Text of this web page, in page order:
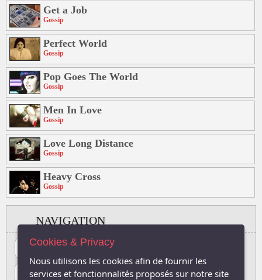
Get a Job
Gossip
Perfect World
Gossip
Pop Goes The World
Gossip
Men In Love
Gossip
Love Long Distance
Gossip
Heavy Cross
Gossip
NAVIGATION
A B C D
L M N O P Q R S T U
Cookies & Privacy
Nous utilisons les cookies afin de fournir les
services et fonctionnalités proposés sur notre site